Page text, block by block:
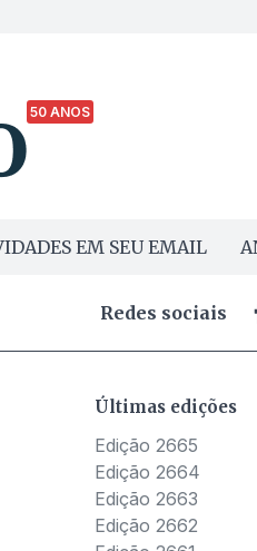
50 ANOS
EM SEU EMAIL
Redes sociais
Últimas edições
Edição 2665
Edição 2664
Edição 2663
Edição 2662